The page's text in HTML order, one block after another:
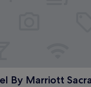
By Marriott
By Marriott Sacramento